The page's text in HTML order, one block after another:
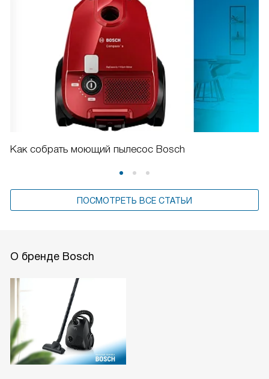
Как собрать моющий пылесос Bosch
ПОСМОТРЕТЬ ВСЕ СТАТЬИ
О бренде Bosch